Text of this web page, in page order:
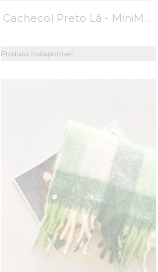
Cachecol Preto Lã - MiniMoni
Produto Indisponível